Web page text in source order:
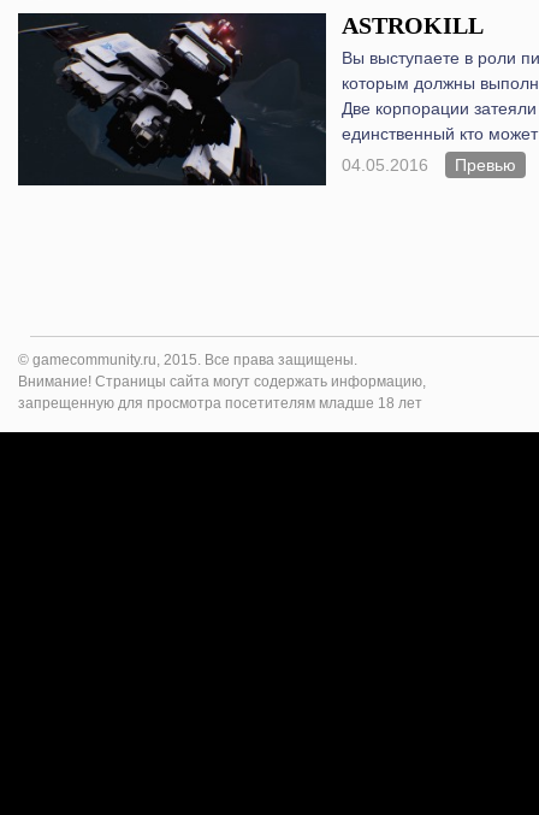
ASTROKILL
Вы выступаете в роли
которым должны
Две корпорации
единственный кто
04.05.2016
Превью
© gamecommunity.ru, 2015. Все права защищены.
Внимание! Страницы сайта могут содержать информацию,
запрещенную для просмотра посетителям младше 18 лет